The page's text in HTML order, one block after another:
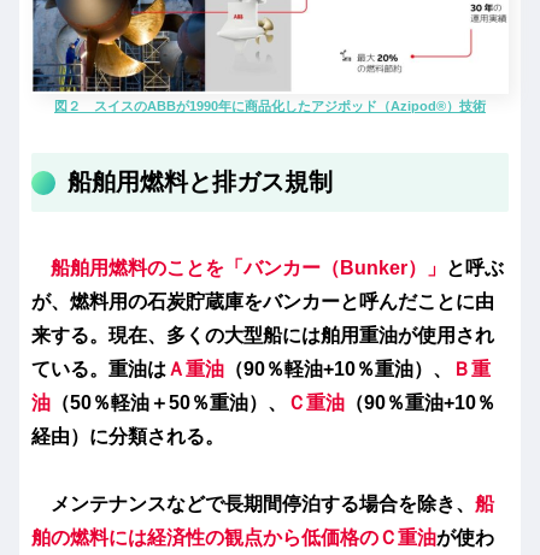
図２ スイスのABBが1990年に商品化したアジポッド（Azipod®）技術
船舶用燃料と排ガス規制
船舶用燃料のことを「バンカー（Bunker）」 と呼ぶ
が、燃料用の石炭貯蔵庫をバンカーと呼んだことに由
来する。現在、多くの大型船には舶用重油が使用され
ている。重油は Ａ重油 （90％軽油+10％重油）、
Ｂ重
油 （50％軽油＋50％重油）、 Ｃ重油 （90％重油+10％
経由）に分類される。
メンテナンスなどで長期間停泊する場合を除き、 船
舶の燃料には経済性の観点から低価格のＣ重油が使わ